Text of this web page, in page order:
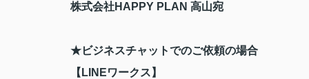
株式会社HAPPY PLAN 高山宛
★ビジネスチャットでのご依頼の場合
【LINEワークス】